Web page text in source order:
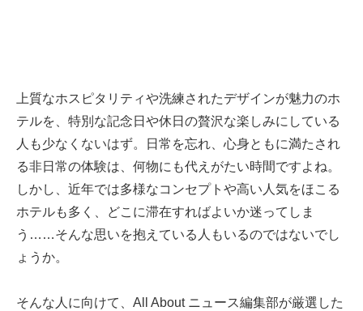
上質なホスピタリティや洗練されたデザインが魅力のホ
テルを、特別な記念日や休日の贅沢な楽しみにしている
人も少なくないはず。日常を忘れ、心身ともに満たされ
る非日常の体験は、何物にも代えがたい時間ですよね。
しかし、近年では多様なコンセプトや高い人気をほこる
ホテルも多く、どこに滞在すればよいか迷ってしま
う……そんな思いを抱えている人もいるのではないでし
ょうか。
そんな人に向けて、All About ニュース編集部が厳選した